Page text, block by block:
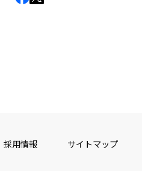
採用情報 サイトマップ